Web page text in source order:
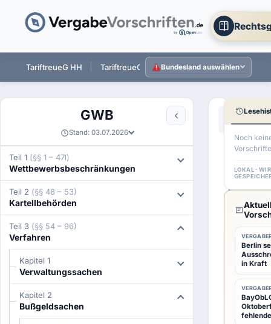
TariftreueG HH TariftreueG NI TariftreueG HE
Bundesland auswählen
GWB
Stand: 03.07.2026
Teil 1 (§§ 1 – 47l)
Wettbewerbsbeschränkungen
Teil 2 (§§ 48 – 53)
Kartellbehörden
Teil 3 (§§ 54 – 96)
Verfahren
Kapitel 1
Verwaltungssachen
Kapitel 2
Bußgeldsachen
Aa
81i
GWB
auf
1
E
Noch
LOKAL ·
Berlin
in Kraft